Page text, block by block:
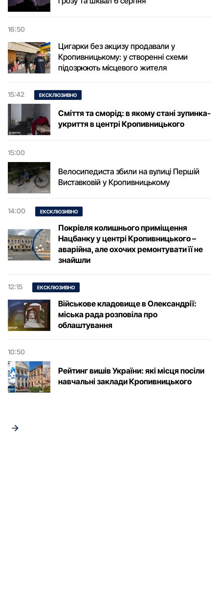
16:50
Цигарки без акцизу продавали у
Кропивницькому: у створенні схеми
підозрюють місцевого жителя
15:42 ЕКСКЛЮЗИВНО
Сміття та сморід: в якому стані зупинка-
укриття в центрі Кропивницького
15:00
Велосипедиста збили на вулиці Першій
Виставковій у Кропивницькому
14:00 ЕКСКЛЮЗИВНО
Покрівля колишнього приміщення
Нацбанку у центрі Кропивницького –
аварійна, але охочих ремонтувати її не
знайшли
12:15 ЕКСКЛЮЗИВНО
Військове кладовище в Олександрії:
міська рада розповіла про
облаштування
10:50
Рейтинг вишів України: які місця посіли
навчальні заклади Кропивницького